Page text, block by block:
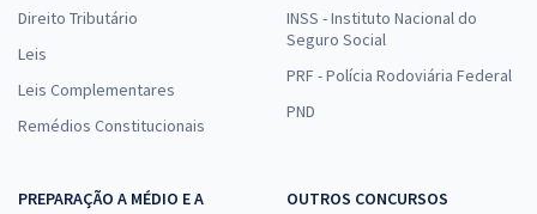
Direito Tributário
Leis
Leis Complementares
Remédios Constitucionais
INSS - Instituto Nacional do
Seguro Social
PRF - Polícia Rodoviária Federal
PND
PREPARAÇÃO A MÉDIO E A
OUTROS CONCURSOS